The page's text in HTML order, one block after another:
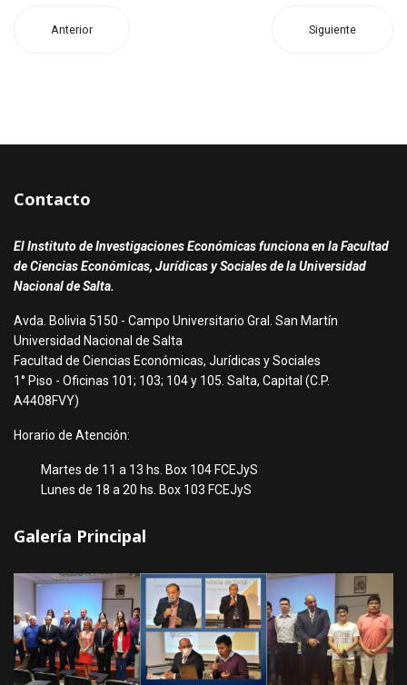
Anterior Siguiente
Contacto
El Instituto de Investigaciones Económicas funciona en la Facultad
de Ciencias Económicas, Jurídicas y Sociales de la Universidad
Nacional de Salta.
Avda. Bolivia 5150 - Campo Universitario Gral. San Martín
Universidad Nacional de Salta
Facultad de Ciencias Económicas, Jurídicas y Sociales
1° Piso - Oficinas 101; 103; 104 y 105. Salta, Capital (C.P.
A4408FVY)
Horario de Atención:
Martes de 11 a 13 hs. Box 104 FCEJyS
Lunes de 18 a 20 hs. Box 103 FCEJyS
Galería Principal